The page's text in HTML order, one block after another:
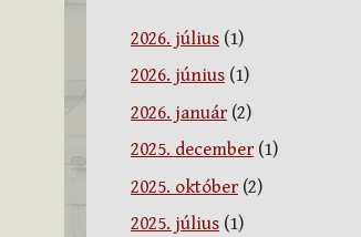
2026. július (1)
2026. június (1)
2026. január(2)
2025. december(1)
2025. október(2)
2025. július (1)